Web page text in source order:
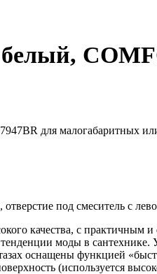
для малогабаритных
под смеситель с
качества, с практичным
моды в сантехнике.
оснащены функцией
(используется